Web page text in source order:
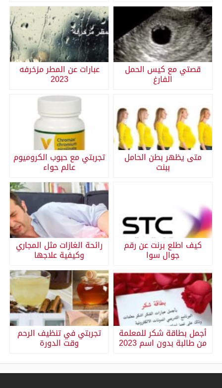
قصتي مع كيس الحمل
الفارغ
عبارات عن المطر مزخرفه
2023
متى يظهر بطن الحامل
ببنت
تجربتي مع حبوب الكروميوم
عالم حواء
كيف اطلع برنت عن رقم
جوال سوا
رائحة الغازات مثل المجاري
وكيفية علاجها
أجمل بطاقة شكر للمعلمة
من طالبة بدون اسم 2023
تجربتي في تنظيف الرحم
وقت الدورة